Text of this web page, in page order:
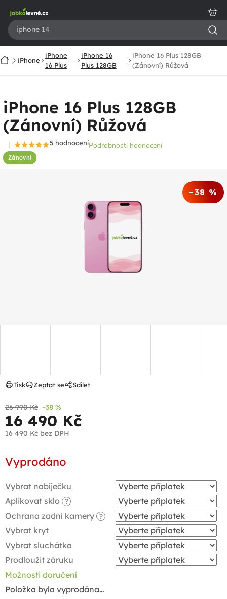
obsah
DomůiPhone
iPhone
16 Plus
iPhone 16
Plus 128GB
iPhone 16 Plus 128GB
(Zánovní) Růžová
iPhone 16 Plus 128GB
(Zánovní) Růžová
Zánovní
Průměrné
hodnocení
5 hodnoceníPodrobnosti hodnocení
–38 %
26 990 Kč –38 %
16 490 Kč
16 490 Kč bez DPH
cena:
Vyprodáno
Vybrat nabíječku
Aplikovat sklo
?
Ochrana zadní kamery ?
Vybrat kryt
Vybrat sluchátka
Prodloužit záruku
Možnosti doručení
Položka byla vyprodána…
Tisk Zeptat se Sdílet